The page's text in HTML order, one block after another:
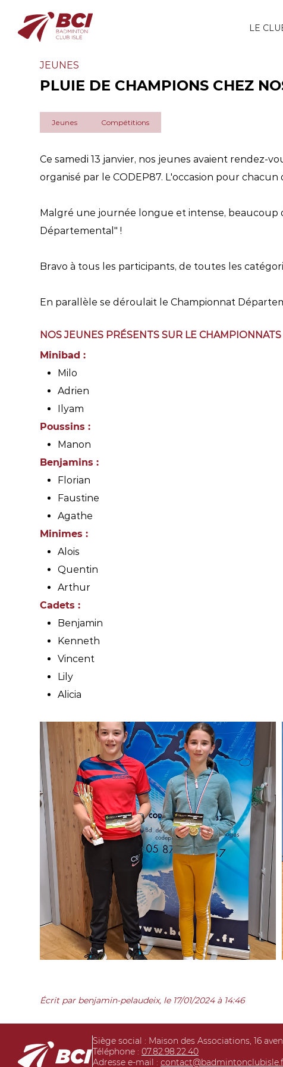
LE
JEUNES
PLUIE DE CHAMPIONS CHEZ
Jeunes Compétitions
Ce samedi 13 janvier, nos jeunes avaient
organisé par le CODEP87. L'occasion pour
Malgré une journée longue et intense, beaucoup
Départemental" !
Bravo à tous les participants, de toutes les
En parallèle se déroulait le Championnat
NOS JEUNES PRÉSENTS SUR LE CHAMPIONNATS
Minibad :
Milo
Adrien
Ilyam
Poussins :
Manon
Benjamins :
Florian
Faustine
Agathe
Minimes :
Alois
Quentin
Arthur
Cadets :
Benjamin
Kenneth
Vincent
Lily
Alicia
Écrit par benjamin-pelaudeix, le 17/01/2024 à 14:46
Siège social : Maison des Associations, 16
Téléphone : 07.82.98.22.40
Adresse e-mail :